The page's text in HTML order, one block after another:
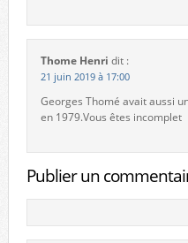
Thome Henri dit :
21 juin 2019 à 17:00
Georges Thomé avait aussi
en 1979.Vous êtes incomplet
Publier un